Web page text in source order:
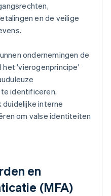
en de veilige
ondernemingen de
'vierogenprincipe'
identificeren.
interne
om valse identiteiten
en
(MFA)